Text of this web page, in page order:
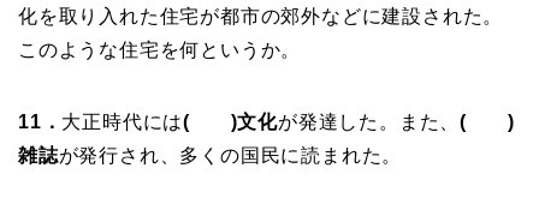
化を取り入れた住宅が都市の郊外などに建設された。
このような住宅を何というか。
11． 大正時代には( )文化が発達した。また、( )
雑誌が発行され、多くの国民に読まれた。